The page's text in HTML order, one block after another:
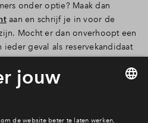
onder optie? Maak dan
aan en schrijf je in voor de
Mocht er dan onverhoopt een
ieder geval als reservekandidaat
kan je lezen op depagina